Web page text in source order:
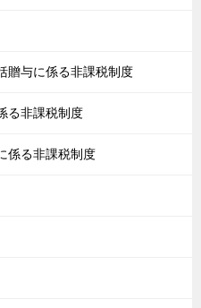
贈与に係る非課税制度
る非課税制度
係る非課税制度